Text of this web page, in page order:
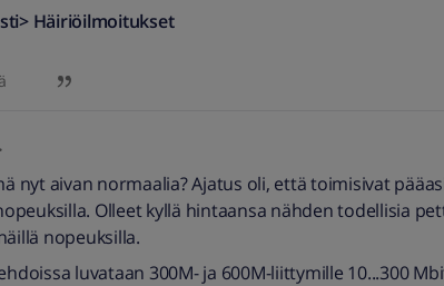
Häiriöilmoitukset
nyt aivan normaalia? Ajatus oli, että toimisivat
Olleet kyllä hintaansa nähden todellisia
nopeuksilla.
luvataan 300M- ja 600M-liittymille 10...300